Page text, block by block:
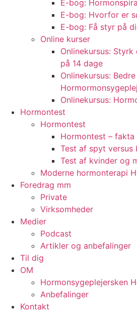
E-bog:
E-bog: Hvorfor er
E-bog: Få styr på
Online kurser
Onlinekursus:
på 14 dage
Onlinekursus:
Onlinekursus:
Hormontest
Hormontest
Hormontest –
Test af spyt versus
Test af kvinder og
Moderne hormonterapi
Foredrag mm
Private
Virksomheder
Medier
Podcast
Artikler og anbefalinger
Til dig
OM
Hormonsygeplejersken
Anbefalinger
Kontakt